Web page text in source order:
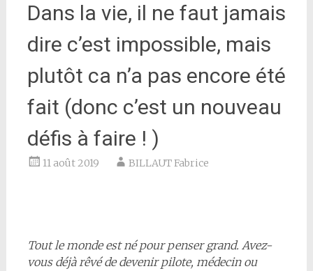
Dans la vie, il ne faut jamais
dire c’est impossible, mais
plutôt ca n’a pas encore été
fait (donc c’est un nouveau
défis à faire ! )
11 août 2019 BILLAUT Fabrice
Tout le monde est né pour penser grand. Avez-
vous déjà rêvé de devenir pilote, médecin ou